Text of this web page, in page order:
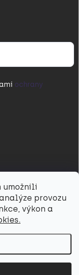
umožnili
provozu
výkon a
ochrany
vyhrazena.